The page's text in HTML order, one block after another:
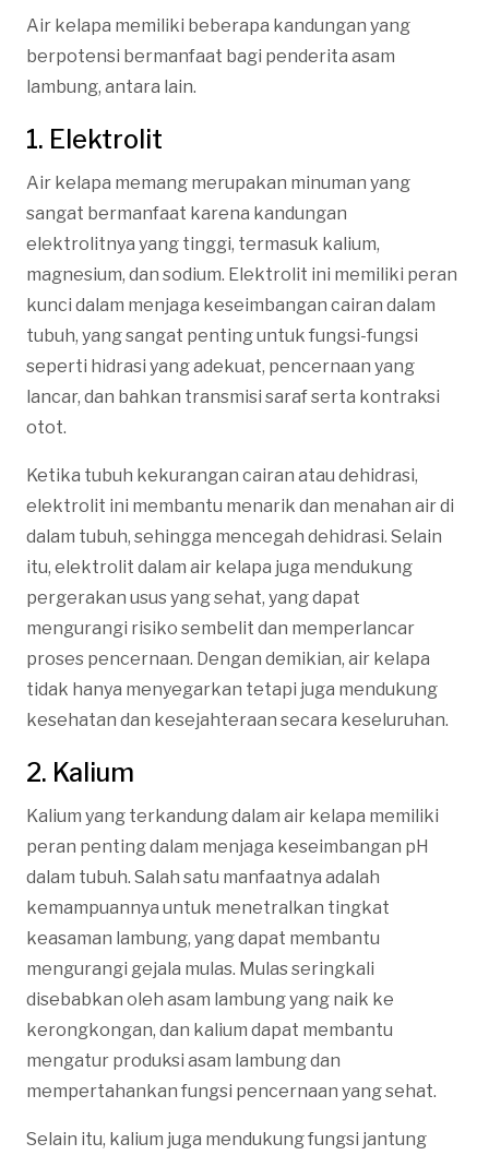
Air kelapa memiliki beberapa kandungan yang
berpotensi bermanfaat bagi penderita asam
lambung, antara lain.
1. Elektrolit
Air kelapa memang merupakan minuman yang
sangat bermanfaat karena kandungan
elektrolitnya yang tinggi, termasuk kalium,
magnesium, dan sodium. Elektrolit ini memiliki peran
kunci dalam menjaga keseimbangan cairan dalam
tubuh, yang sangat penting untuk fungsi-fungsi
seperti hidrasi yang adekuat, pencernaan yang
lancar, dan bahkan transmisi saraf serta kontraksi
otot.
Ketika tubuh kekurangan cairan atau dehidrasi,
elektrolit ini membantu menarik dan menahan air di
dalam tubuh, sehingga mencegah dehidrasi. Selain
itu, elektrolit dalam air kelapa juga mendukung
pergerakan usus yang sehat, yang dapat
mengurangi risiko sembelit dan memperlancar
proses pencernaan. Dengan demikian, air kelapa
tidak hanya menyegarkan tetapi juga mendukung
kesehatan dan kesejahteraan secara keseluruhan.
2. Kalium
Kalium yang terkandung dalam air kelapa memiliki
peran penting dalam menjaga keseimbangan pH
dalam tubuh. Salah satu manfaatnya adalah
kemampuannya untuk menetralkan tingkat
keasaman lambung, yang dapat membantu
mengurangi gejala mulas. Mulas seringkali
disebabkan oleh asam lambung yang naik ke
kerongkongan, dan kalium dapat membantu
mengatur produksi asam lambung dan
mempertahankan fungsi pencernaan yang sehat.
Selain itu, kalium juga mendukung fungsi jantung